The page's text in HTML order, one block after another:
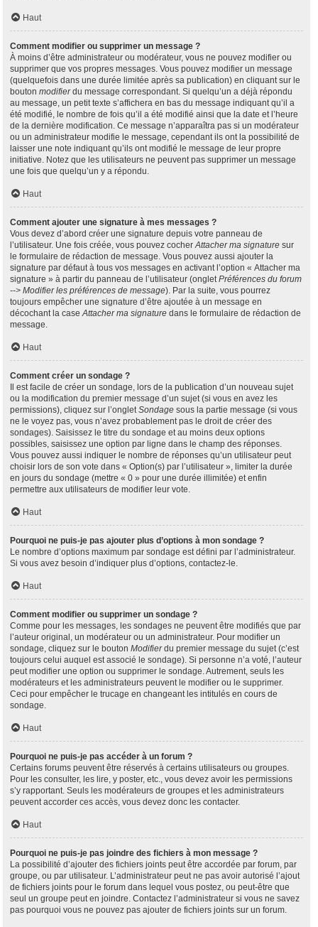
Haut
Comment modifier ou supprimer un message ?
À moins d’être administrateur ou modérateur, vous ne pouvez modifier ou
supprimer que vos propres messages. Vous pouvez modifier un message
(quelquefois dans une durée limitée après sa publication) en cliquant sur le
bouton modifierdu message correspondant. Si quelqu’un a déjà répondu
au message, un petit texte s’affichera en bas du message indiquant qu’il a
été modifié, le nombre de fois qu’il a été modifié ainsi que la date et l’heure
de la dernière modification. Ce message n’apparaîtra pas si un modérateur
ou un administrateur modifie le message, cependant ils ont la possibilité de
laisser une note indiquant qu’ils ont modifié le message de leur propre
initiative. Notez que les utilisateurs ne peuvent pas supprimer un message
une fois que quelqu’un y a répondu.
Haut
Comment ajouter une signature à mes messages ?
Vous devez d’abord créer une signature depuis votre panneau de
l’utilisateur. Une fois créée, vous pouvez cocherAttacher ma signature sur
le formulaire de rédaction de message. Vous pouvez aussi ajouter la
signature par défaut à tous vos messages en activant l’option « Attacher ma
signature » à partir du panneau de l’utilisateur (ongletPréférences du forum
--> Modifier les préférences de message). Par la suite, vous pourrez
toujours empêcher une signature d’être ajoutée à un message en
décochant la caseAttacher ma signature dans le formulaire de rédaction de
message.
Haut
Comment créer un sondage ?
Il est facile de créer un sondage, lors de la publication d’un nouveau sujet
ou la modification du premier message d’un sujet (si vous en avez les
permissions), cliquez sur l’ongletSondage sous la partie message (si vous
ne le voyez pas, vous n’avez probablement pas le droit de créer des
sondages). Saisissez le titre du sondage et au moins deux options
possibles, saisissez une option par ligne dans le champ des réponses.
Vous pouvez aussi indiquer le nombre de réponses qu’un utilisateur peut
choisir lors de son vote dans « Option(s) par l’utilisateur », limiter la durée
en jours du sondage (mettre « 0 » pour une durée illimitée) et enfin
permettre aux utilisateurs de modifier leur vote.
Haut
Pourquoi ne puis-je pas ajouter plus d’options à mon sondage ?
Le nombre d’options maximum par sondage est défini par l’administrateur.
Si vous avez besoin d’indiquer plus d’options, contactez-le.
Haut
Comment modifier ou supprimer un sondage ?
Comme pour les messages, les sondages ne peuvent être modifiés que par
l’auteur original, un modérateur ou un administrateur. Pour modifier un
sondage, cliquez sur le bouton Modifierdu premier message du sujet (c’est
toujours celui auquel est associé le sondage). Si personne n’a voté, l’auteur
peut modifier une option ou supprimer le sondage. Autrement, seuls les
modérateurs et les administrateurs peuvent le modifier ou le supprimer.
Ceci pour empêcher le trucage en changeant les intitulés en cours de
sondage.
Haut
Pourquoi ne puis-je pas accéder à un forum ?
Certains forums peuvent être réservés à certains utilisateurs ou groupes.
Pour les consulter, les lire, y poster, etc., vous devez avoir les permissions
s’y rapportant. Seuls les modérateurs de groupes et les administrateurs
peuvent accorder ces accès, vous devez donc les contacter.
Haut
Pourquoi ne puis-je pas joindre des fichiers à mon message ?
La possibilité d’ajouter des fichiers joints peut être accordée par forum, par
groupe, ou par utilisateur. L’administrateur peut ne pas avoir autorisé l’ajout
de fichiers joints pour le forum dans lequel vous postez, ou peut-être que
seul un groupe peut en joindre. Contactez l’administrateur si vous ne savez
pas pourquoi vous ne pouvez pas ajouter de fichiers joints sur un forum.